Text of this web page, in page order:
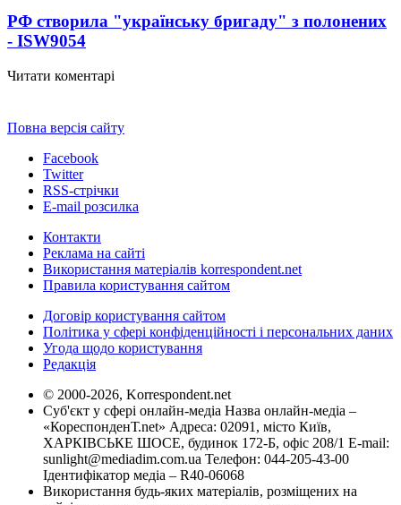
РФ створила "українську бригаду" з полонених
- ISW9054
Читати коментарі
Повна версія сайту
Facebook
Twitter
RSS-стрічки
E-mail розсилка
Контакти
Реклама на сайті
Використання матеріалів korrespondent.net
Правила користування сайтом
Договір користування сайтом
Політика у сфері конфіденційності і персональних даних
Угода щодо користування
Редакція
© 2000-2026, Korrespondent.net
Суб'єкт у сфері онлайн-медіа Назва онлайн-медіа –
«КореспонденТ.net» Адреса: 02091, місто Київ,
ХАРКІВСЬКЕ ШОСЕ, будинок 172-Б, офіс 208/1 E-mail:
sunlight@mediadim.com.ua Телефон: 044-205-43-00
Ідентифікатор медіа – R40-06068
Використання будь-яких матеріалів, розміщених на